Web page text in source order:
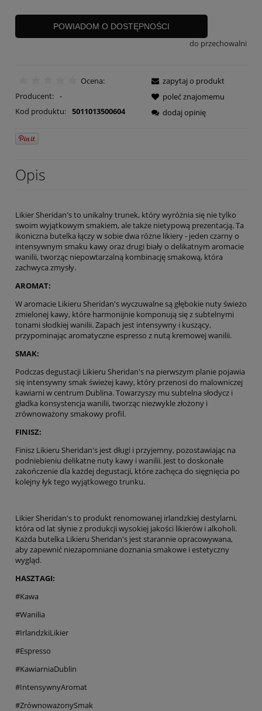
POWIADOM O DOSTĘPNOŚCI
do przechowalni
Ocena:
Producent: -
Kod produktu: 5011013500604
zapytaj o produkt
poleć znajomemu
dodaj opinię
Opis
Likier Sheridan's to unikalny trunek, który wyróżnia się nie tylko
swoim wyjątkowym smakiem, ale także nietypową prezentacją. Ta
ikoniczna butelka łączy w sobie dwa różne likiery - jeden czarny o
intensywnym smaku kawy oraz drugi biały o delikatnym aromacie
wanilii, tworząc niepowtarzalną kombinację smakową, która
zachwyca zmysły.
AROMAT:
W aromacie Likieru Sheridan's wyczuwalne są głębokie nuty świeżo
zmielonej kawy, które harmonijnie komponują się z subtelnymi
tonami słodkiej wanilii. Zapach jest intensywny i kuszący,
przypominając aromatyczne espresso z nutą kremowej wanilii.
SMAK:
Podczas degustacji Likieru Sheridan's na pierwszym planie pojawia
się intensywny smak świeżej kawy, który przenosi do malowniczej
kawiarni w centrum Dublina. Towarzyszy mu subtelna słodycz i
gładka konsystencja wanilii, tworząc niezwykle złożony i
zrównoważony smakowy profil.
FINISZ:
Finisz Likieru Sheridan's jest długi i przyjemny, pozostawiając na
podniebieniu delikatne nuty kawy i wanilii. Jest to doskonałe
zakończenie dla każdej degustacji, które zachęca do sięgnięcia po
kolejny łyk tego wyjątkowego trunku.
Likier Sheridan's to produkt renomowanej irlandzkiej destylarni,
która od lat słynie z produkcji wysokiej jakości likierów i alkoholi.
Każda butelka Likieru Sheridan's jest starannie opracowywana,
aby zapewnić niezapomniane doznania smakowe i estetyczny
wygląd.
HASZTAGI:
#Kawa
#Wanilia
#IrlandzkiLikier
#Espresso
#KawiarniaDublin
#IntensywnyAromat
#ZrównoważonySmak